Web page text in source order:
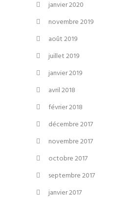
janvier 2020
novembre 2019
août 2019
juillet 2019
janvier 2019
avril 2018
février 2018
décembre 2017
novembre 2017
octobre 2017
septembre 2017
janvier 2017